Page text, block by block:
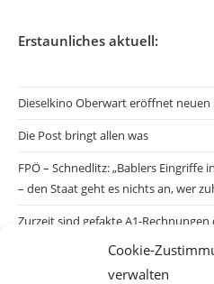
Cookie-
verwalten
Erstaunliches aktuell:
Dieselkino Oberwart eröffnet neuen
Die Post bringt allen was
FPÖ – Schnedlitz: „Bablers
– den Staat geht es nichts an, wer
Zurzeit sind gefakte A1-
Salzburgs Juden und ihre
die Gefahr endlich konkret!“